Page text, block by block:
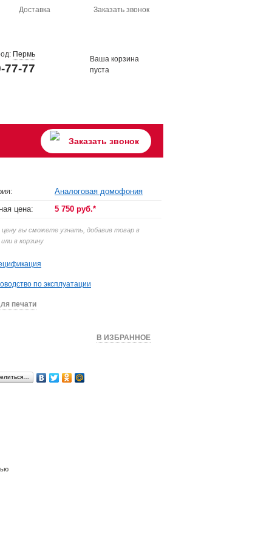
Доставка Заказать звонок
Пермь
77-77
Ваша корзина
пуста
Заказать звонок
Аналоговая домофония
цена:
5 750 руб.*
вы сможете узнать, добавив товар в
в корзину
по эксплуатации
печати
В ИЗБРАННОЕ